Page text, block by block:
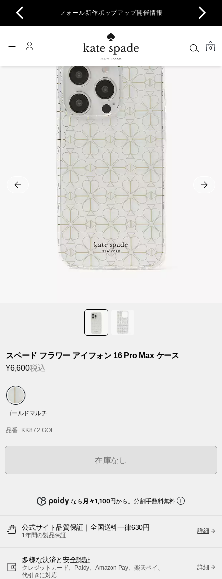
フォール新作ポップアップ開催情報
0
スペード フラワー アイフォン 16 Pro Max ケース
¥6,600税込
ゴールドマルチ
品番: KK872 GOL
在庫なし
なら 月々1,100円から。分割手数料無料
公式サイト品質保証｜全国送料一律630円
1年間の製品保証
詳細
多様な決済と安全認証
クレジットカード、Paidy、Amazon Pay、楽天ペイ、
代引きに対応
詳細